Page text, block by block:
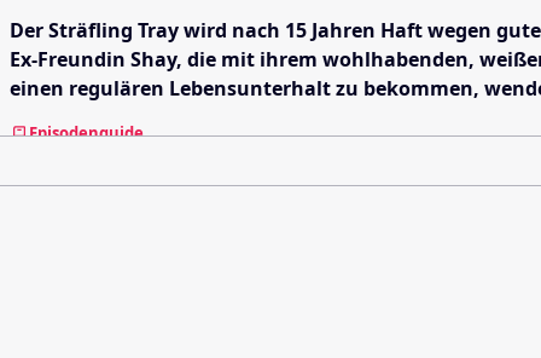
Der Sträfling Tray wird nach 15 Jahren Haft wegen
Ex-Freundin Shay, die mit ihrem wohlhabenden,
einen regulären Lebensunterhalt zu bekommen,
Episodenguide